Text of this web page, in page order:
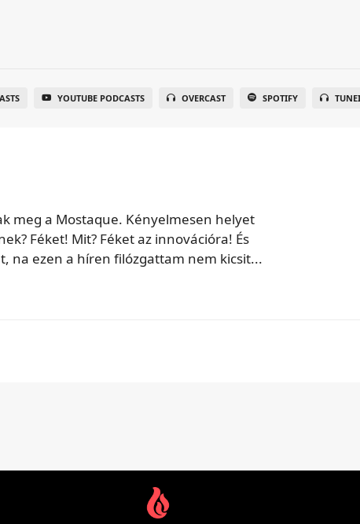
YOUTUBE PODCASTS OVERCAST SPOTIFY
meg a Mostaque. Kényelmesen helyet
Féket! Mit? Féket az innovációra! És
na ezen a híren filózgattam nem kicsit...